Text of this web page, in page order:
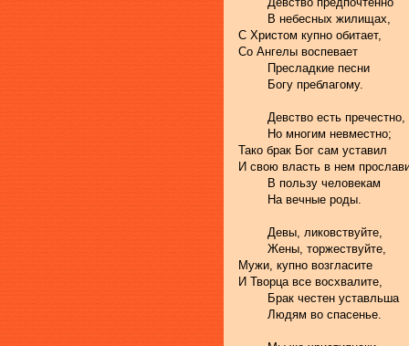
	В небесных жилищах,
С Христом купно обитает,
Со Ангелы воспевает
	Пресладкие песни
	Богу преблагому.
	Девство есть пречестно,
	Но многим невместно;
Тако брак Бог сам уставил
И свою власть в нем
	В пользу человекам
	На вечные роды.
	Девы, ликовствуйте,
	Жены, торжествуйте,
Мужи, купно возгласите
И Творца все восхвалите,
	Брак честен уставльша
	Людям во спасенье.